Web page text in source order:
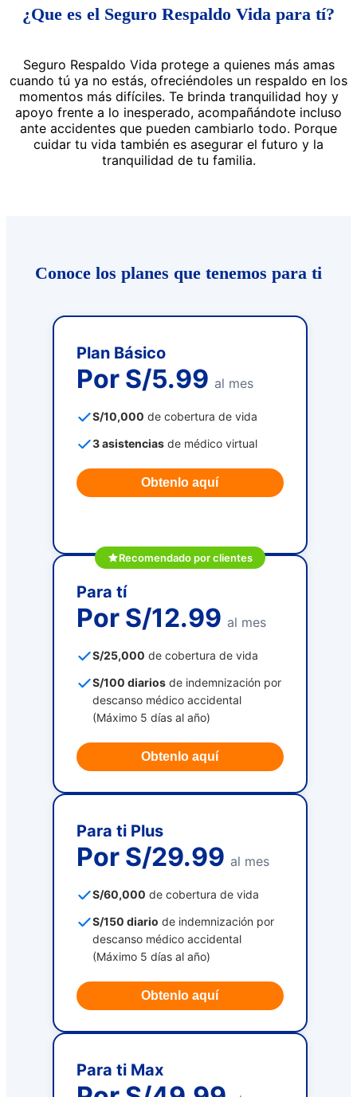
¿Que es el Seguro Respaldo Vida para tí?
Seguro Respaldo Vida protege a quienes más amas
cuando tú ya no estás, ofreciéndoles un respaldo en los
momentos más difíciles. Te brinda tranquilidad hoy y
apoyo frente a lo inesperado, acompañándote incluso
ante accidentes que pueden cambiarlo todo. Porque
cuidar tu vida también es asegurar el futuro y la
tranquilidad de tu familia.
Conoce los planes que tenemos para ti
Plan Básico
Por S/5.99 al mes
S/10,000 de cobertura de vida
3 asistenciasde médico virtual
Obtenlo aquí
Recomendado por clientes
Para tí
Por S/12.99 al mes
S/25,000 de cobertura de vida
S/100 diariosde indemnización por
descanso médico accidental
(Máximo 5 días al año)
Obtenlo aquí
Para ti Plus
Por S/29.99 al mes
S/60,000 de cobertura de vida
S/150 diario de indemnización por
descanso médico accidental
(Máximo 5 días al año)
Obtenlo aquí
Para ti Max